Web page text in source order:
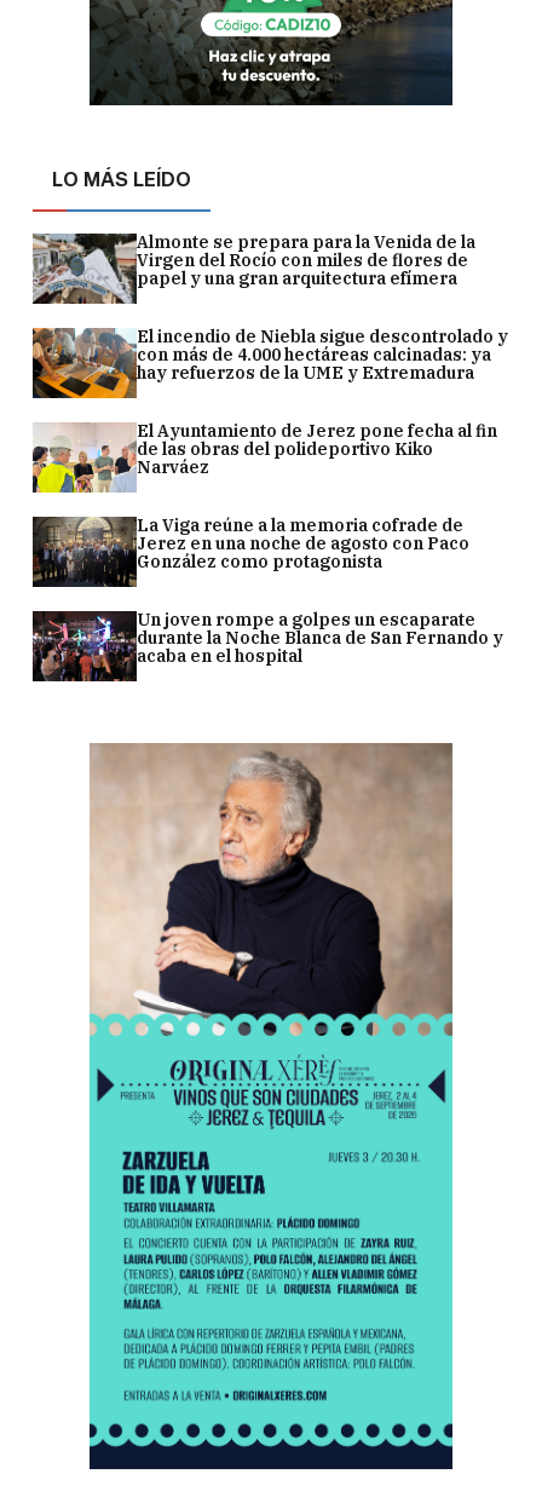
LO MÁS LEÍDO
Almonte se prepara para la Venida de la
Virgen del Rocío con miles de flores de
papel y una gran arquitectura efímera
El incendio de Niebla sigue descontrolado y
con más de 4.000 hectáreas calcinadas: ya
hay refuerzos de la UME y Extremadura
El Ayuntamiento de Jerez pone fecha al fin
de las obras del polideportivo Kiko
Narváez
La Viga reúne a la memoria cofrade de
Jerez en una noche de agosto con Paco
González como protagonista
Un joven rompe a golpes un escaparate
durante la Noche Blanca de San Fernando y
acaba en el hospital